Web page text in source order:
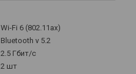
Wi-Fi 6 (802.11ax)
Bluetooth v 5.2
2.5 Гбит/с
2 шт